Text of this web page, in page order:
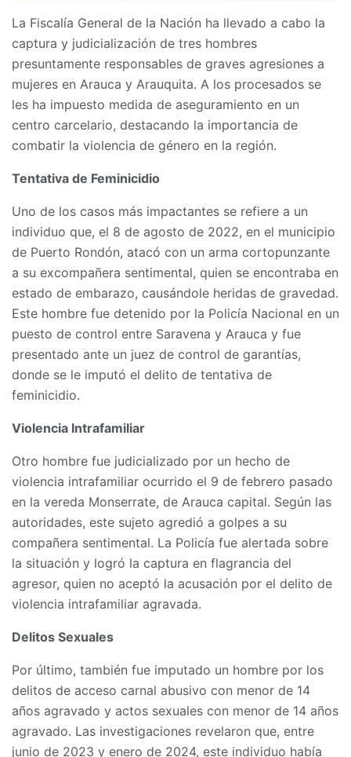
La Fiscalía General de la Nación ha llevado a cabo la
captura y judicialización de tres hombres
presuntamente responsables de graves agresiones a
mujeres en Arauca y Arauquita. A los procesados se
les ha impuesto medida de aseguramiento en un
centro carcelario, destacando la importancia de
combatir la violencia de género en la región.
Tentativa de Feminicidio
Uno de los casos más impactantes se refiere a un
individuo que, el 8 de agosto de 2022, en el municipio
de Puerto Rondón, atacó con un arma cortopunzante
a su excompañera sentimental, quien se encontraba en
estado de embarazo, causándole heridas de gravedad.
Este hombre fue detenido por la Policía Nacional en un
puesto de control entre Saravena y Arauca y fue
presentado ante un juez de control de garantías,
donde se le imputó el delito de tentativa de
feminicidio.
Violencia Intrafamiliar
Otro hombre fue judicializado por un hecho de
violencia intrafamiliar ocurrido el 9 de febrero pasado
en la vereda Monserrate, de Arauca capital. Según las
autoridades, este sujeto agredió a golpes a su
compañera sentimental. La Policía fue alertada sobre
la situación y logró la captura en flagrancia del
agresor, quien no aceptó la acusación por el delito de
violencia intrafamiliar agravada.
Delitos Sexuales
Por último, también fue imputado un hombre por los
delitos de acceso carnal abusivo con menor de 14
años agravado y actos sexuales con menor de 14 años
agravado. Las investigaciones revelaron que, entre
junio de 2023 y enero de 2024, este individuo había